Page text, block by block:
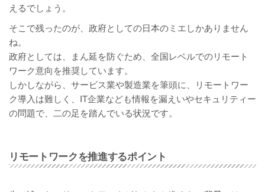
えるでしょう。
そこで残ったのが、政府としての日本のミエしかありません
ね。
政府としては、まん延を防ぐため、全国レベルでのリモート
ワーク意向を推奨しています。
しかしながら、サービス業や製造業を筆頭に、リモートワー
ク導入は難しく、IT企業なども情報を漏えいやセキュリティー
の問題で、二の足を踏んでいる状況です。
リモートワークを推進するポイント